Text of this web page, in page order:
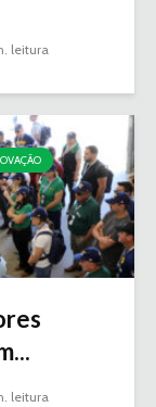
leitura
leitura